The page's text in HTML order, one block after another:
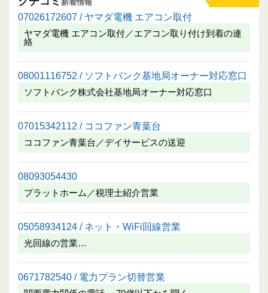
新着情報
07026172607 / ヤマダ電機 エアコン取付
ヤマダ電機 エアコン取付／エアコン取り付け到着の連
絡
08001116752 / ソフトバンク基地局オーナー対応窓口
ソフトバンク株式会社基地局オーナー対応窓口
07015342112 / ココファン青葉台
ココファン青葉台／デイサービスの送迎
08093054430
プラットホーム／税理士紹介営業
05058934124 / ネット・WiFi回線営業
光回線の営業…
0671782540 / 電力プラン切替営業